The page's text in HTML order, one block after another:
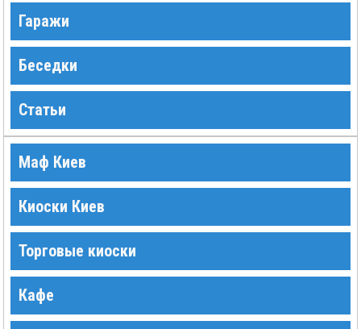
Гаражи
Беседки
Статьи
Маф Киев
Киоски Киев
Торговые киоски
Кафе